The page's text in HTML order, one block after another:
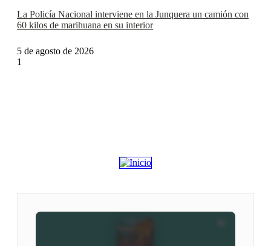
La Policía Nacional interviene en la Junquera un camión con
60 kilos de marihuana en su interior
5 de agosto de 2026